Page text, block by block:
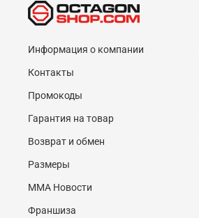
Информация о компании
Контакты
Промокоды
Гарантия на товар
Возврат и обмен
Размеры
MMA Новости
Франшиза